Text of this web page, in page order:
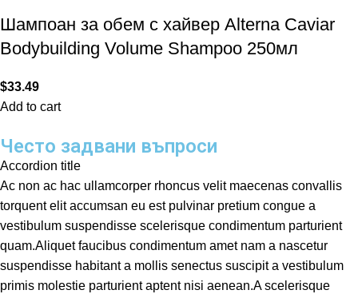
Шампоан за обем с хайвер Alterna Caviar
Bodybuilding Volume Shampoo 250мл
$33.49
Add to cart
Често задвани въпроси
Accordion title
Ac non ac hac ullamcorper rhoncus velit maecenas convallis
torquent elit accumsan eu est pulvinar pretium congue a
vestibulum suspendisse scelerisque condimentum parturient
quam.Aliquet faucibus condimentum amet nam a nascetur
suspendisse habitant a mollis senectus suscipit a vestibulum
primis molestie parturient aptent nisi aenean.A scelerisque